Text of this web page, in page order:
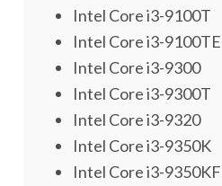
Intel Core i3-9100T
Intel Core i3-9100TE
Intel Core i3-9300
Intel Core i3-9300T
Intel Core i3-9320
Intel Core i3-9350K
Intel Core i3-9350KF